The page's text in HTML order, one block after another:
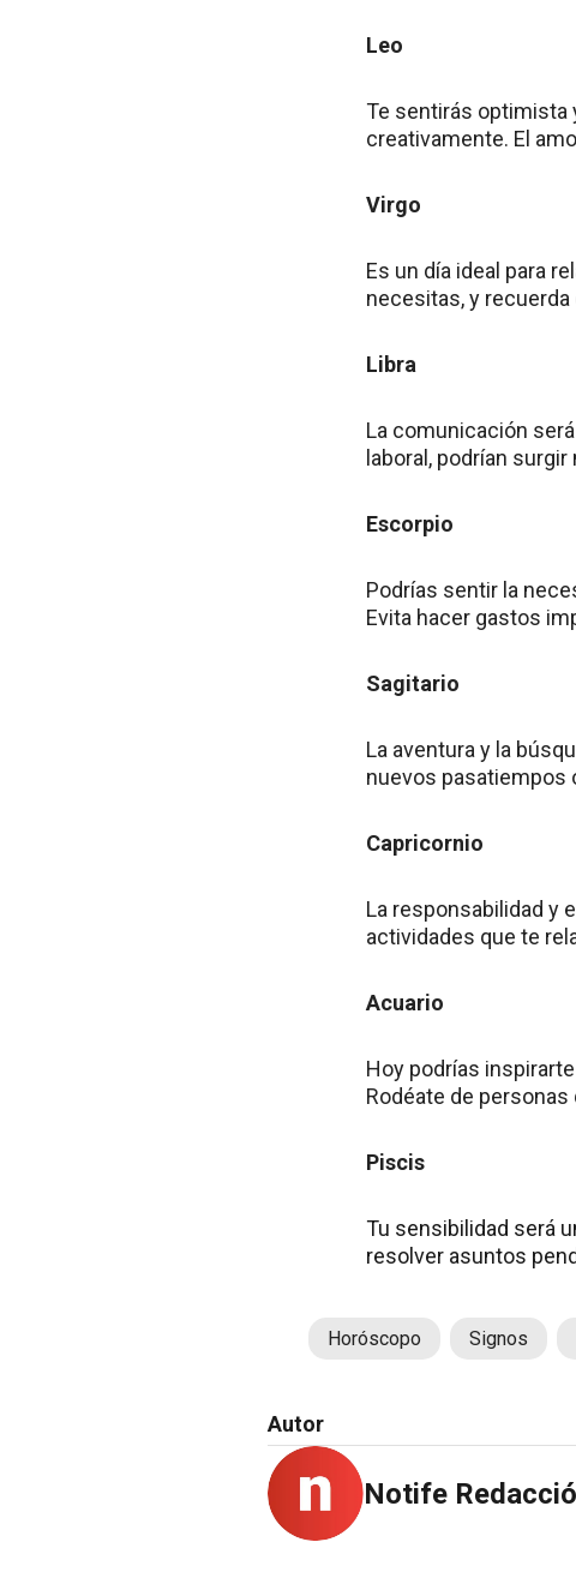
Leo
Te sentirás optimista
creativamente. El
Virgo
Es un día ideal para
necesitas, y
Libra
La comunicación
laboral, podrían
Escorpio
Podrías sentir la
Evita hacer gastos
Sagitario
La aventura y la
nuevos pasatiempos
Capricornio
La responsabilidad y
actividades que te
Acuario
Hoy podrías
Rodéate de
Piscis
Tu sensibilidad será
resolver asuntos
Horóscopo Signos
Autor
Notife